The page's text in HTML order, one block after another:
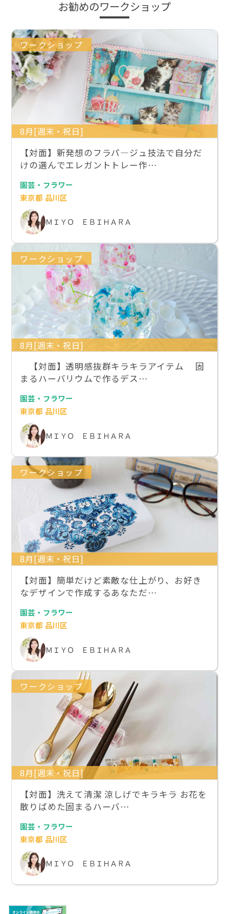
お勧めのワークショップ
ワークショップ
8月[週末・祝日]
【対面】新発想のフラパ―ジュ技法で自分だ
けの選んでエレガントトレー作…
園芸・フラワー
東京都 品川区
ＭＩＹＯ ＥＢＩＨＡＲＡ
ワークショップ
8月[週末・祝日]
【対面】透明感抜群キラキラアイテム 固
まるハーバリウムで作るデス…
園芸・フラワー
東京都 品川区
ＭＩＹＯ ＥＢＩＨＡＲＡ
ワークショップ
8月[週末・祝日]
【対面】簡単だけど素敵な仕上がり、お好き
なデザインで作成するあなただ…
園芸・フラワー
東京都 品川区
ＭＩＹＯ ＥＢＩＨＡＲＡ
ワークショップ
8月[週末・祝日]
【対面】洗えて清潔 涼しげでキラキラ お花を
散りばめた固まるハーバ…
園芸・フラワー
東京都 品川区
ＭＩＹＯ ＥＢＩＨＡＲＡ